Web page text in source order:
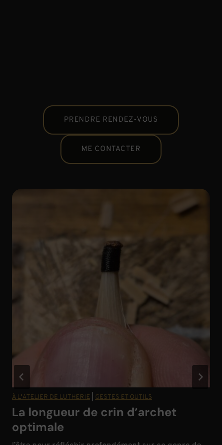
PRENDRE RENDEZ-VOUS
ME CONTACTER
À L'ATELIER DE LUTHERIE GESTES ET OUTILS
La longueur de crin d’archet
optimale